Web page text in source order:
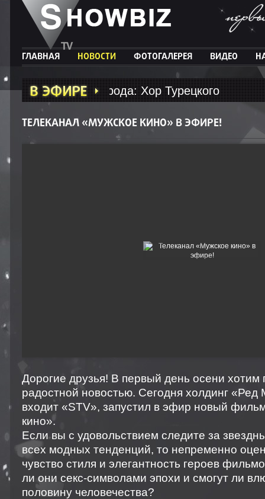
ГЛАВНАЯ НОВОСТИ ФОТОГАЛЕРЕЯ ВИДЕО
большого города: Хор Турецкого
ТЕЛЕКАНАЛ «МУЖСКОЕ КИНО» В ЭФИРЕ!
Дорогие друзья! В первый день осени хотим
радостной новостью. Сегодня холдинг «Ред
входит «STV», запустил в эфир новый
кино».
Если вы с удовольствием следите за
всех модных тенденций, то непременно
чувство стиля и элегантность героев
ли они секс-символами эпохи и смогут ли
половину человечества?